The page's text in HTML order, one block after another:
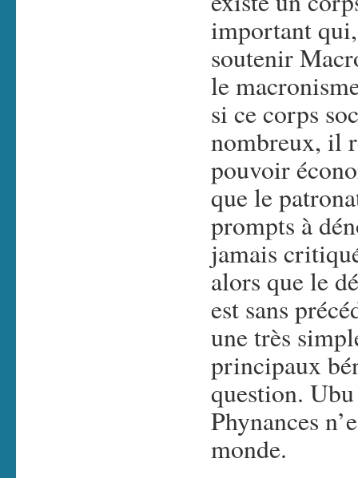
important
soutenir
le
si ce corps
nombreux, il
pouvoir
que le
prompts à
jamais
alors que le
est sans
une très
principaux
question.
Phynances
monde.